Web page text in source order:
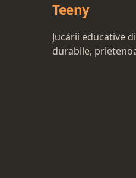
Teeny
Jucării educative
durabile,